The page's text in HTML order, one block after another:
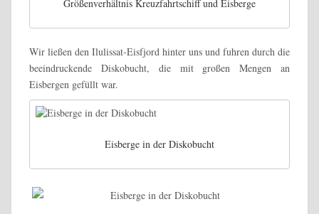
Größenverhältnis Kreuzfahrtschiff und Eisberge
Wir ließen den Ilulissat-Eisfjord hinter uns und fuhren durch die
beeindruckende Diskobucht, die mit großen Mengen an
Eisbergen gefüllt war.
Eisberge in der Diskobucht